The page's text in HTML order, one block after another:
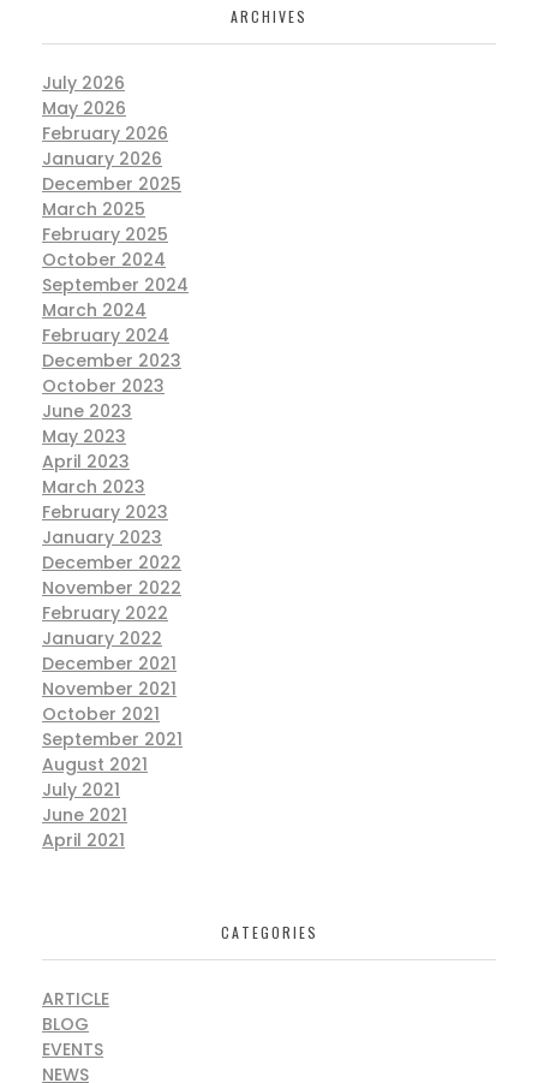
ARCHIVES
July 2026
May 2026
February 2026
January 2026
December 2025
March 2025
February 2025
October 2024
September 2024
March 2024
February 2024
December 2023
October 2023
June 2023
May 2023
April 2023
March 2023
February 2023
January 2023
December 2022
November 2022
February 2022
January 2022
December 2021
November 2021
October 2021
September 2021
August 2021
July 2021
June 2021
April 2021
CATEGORIES
ARTICLE
BLOG
EVENTS
NEWS